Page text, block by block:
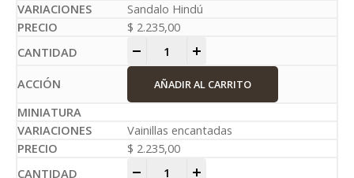
Sandalo Hindú
$ 2.235,00
AÑADIR AL CARRITO
Vainillas encantadas
$ 2.235,00